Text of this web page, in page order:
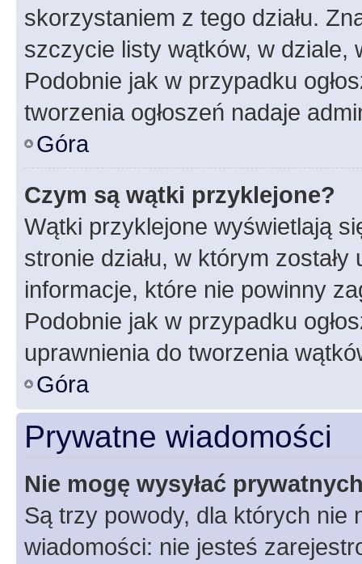
skorzystaniem z tego działu.
szczycie listy wątków, w dziale,
Podobnie jak w przypadku
tworzenia ogłoszeń nadaje
Góra
Czym są wątki przyklejone?
Wątki przyklejone wyświetlają
stronie działu, w którym
informacje, które nie powinny
Podobnie jak w przypadku
uprawnienia do tworzenia
Góra
Prywatne wiadomości
Nie mogę wysyłać
Są trzy powody, dla których nie
wiadomości: nie jesteś